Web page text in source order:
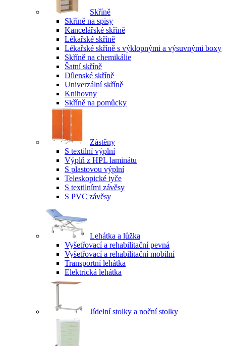
Skříně
Skříně na spisy
Kancelářské skříně
Lékařské skříně
Lékařské skříně s výklopnými a výsuvnými boxy
Skříně na chemikálie
Šatní skříně
Dílenské skříně
Univerzální skříně
Knihovny
Skříně na pomůcky
Zástěny
S textilní výplní
Výplň z HPL laminátu
S plastovou výplní
Teleskopické tyče
S textilními závěsy
S PVC závěsy
Lehátka a lůžka
Vyšetřovací a rehabilitační pevná
Vyšetřovací a rehabilitační mobilní
Transportní lehátka
Elektrická lehátka
Jídelní stolky a noční stolky